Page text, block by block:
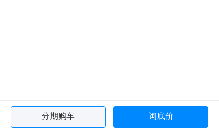
分期购车 询底价